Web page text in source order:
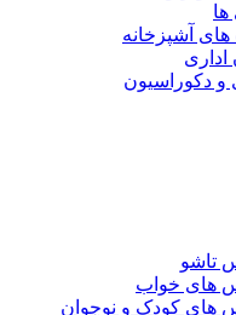
های آشپزخانه
اداری
و دکوراسیون
تاشو
های خواب
های کودک و نوجوان